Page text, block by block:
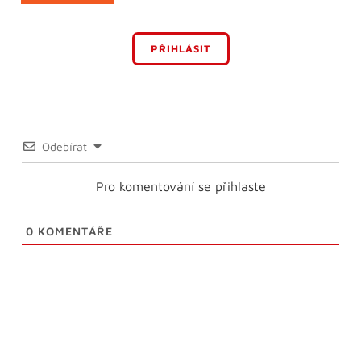
PŘIHLÁSIT
Odebírat
Pro komentování se přihlaste
0 KOMENTÁŘE